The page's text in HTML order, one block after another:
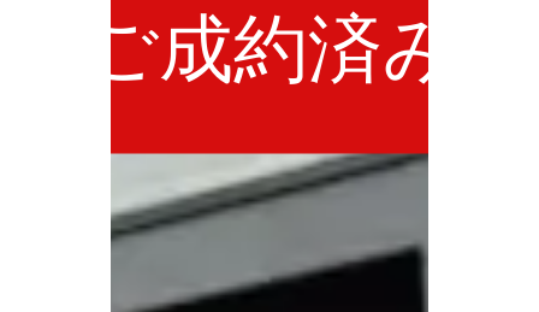
ご成約済み